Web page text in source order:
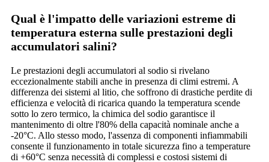
Qual è l'impatto delle variazioni estreme di
temperatura esterna sulle prestazioni degli
accumulatori salini?
Le prestazioni degli accumulatori al sodio si rivelano
eccezionalmente stabili anche in presenza di climi estremi. A
differenza dei sistemi al litio, che soffrono di drastiche perdite di
efficienza e velocità di ricarica quando la temperatura scende
sotto lo zero termico, la chimica del sodio garantisce il
mantenimento di oltre l'80% della capacità nominale anche a
-20°C. Allo stesso modo, l'assenza di componenti infiammabili
consente il funzionamento in totale sicurezza fino a temperature
di +60°C senza necessità di complessi e costosi sistemi di